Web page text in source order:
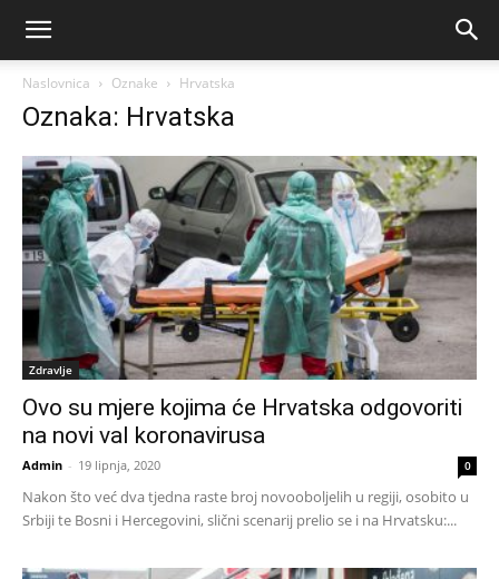
Naslovnica Oznake Hrvatska
Oznaka: Hrvatska
Zdravlje
Ovo su mjere kojima će Hrvatska odgovoriti
na novi val koronavirusa
Admin - 19 lipnja, 2020 0
Nakon što već dva tjedna raste broj novooboljelih u regiji, osobito u
Srbiji te Bosni i Hercegovini, slični scenarij prelio se i na Hrvatsku:...